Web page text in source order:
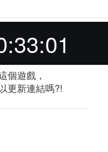
個遊戲，
更新連結嗎?!